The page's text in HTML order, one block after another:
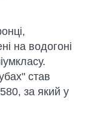
на водогоні
став
за який у